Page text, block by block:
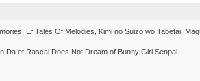
Ef Tales Of Melodies, Kimi no Suizo wo Tabetai,
Da et Rascal Does Not Dream of Bunny Girl Senpai